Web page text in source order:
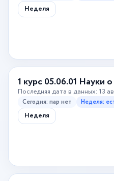
Неделя
1 курс 05.06.01 Науки
Последняя дата в данных: 13
Сегодня: пар нет Неделя:
Неделя